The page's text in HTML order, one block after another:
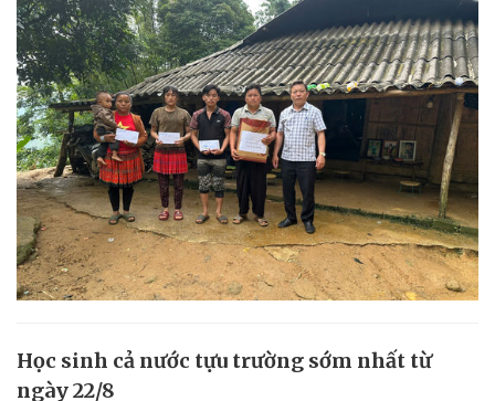
Học sinh cả nước tựu trường sớm nhất từ
ngày 22/8